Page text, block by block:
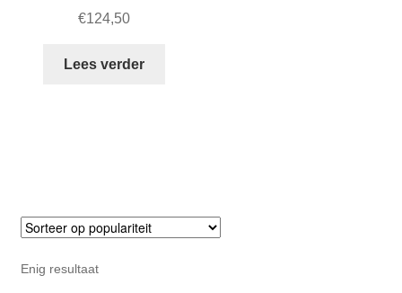
€124,50
Lees verder
Enig resultaat